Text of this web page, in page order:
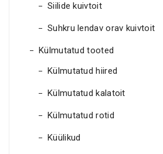
Siilide kuivtoit
Suhkru lendav orav kuivtoit
Külmutatud tooted
Külmutatud hiired
Külmutatud kalatoit
Külmutatud rotid
Küülikud